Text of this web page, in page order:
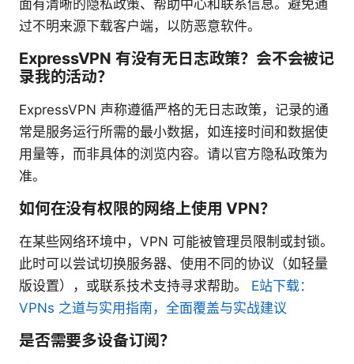
面有清晰的隐私政策、帮助中心和联系信息。避免通
过不明来源下载客户端，以防恶意软件。
ExpressVPN 有没有无日志政策？会不会被记
录我的活动？
ExpressVPN 声称遵循严格的无日志政策，记录的通
常是服务运行所需的最小数据，如连接时间和数据使
用量等，而非具体的浏览内容。请以官方隐私政策为
准。
如何在没有权限的网络上使用 VPN？
在某些网络环境中，VPN 可能被管理员限制或封锁。
此时可以尝试切换服务器、使用不同的协议（如轻量
版设置），或联系技术支持寻求帮助。 E站下载：
VPNs 之道与实用指南，全面覆盖与实战建议
是否需要多设备订阅？